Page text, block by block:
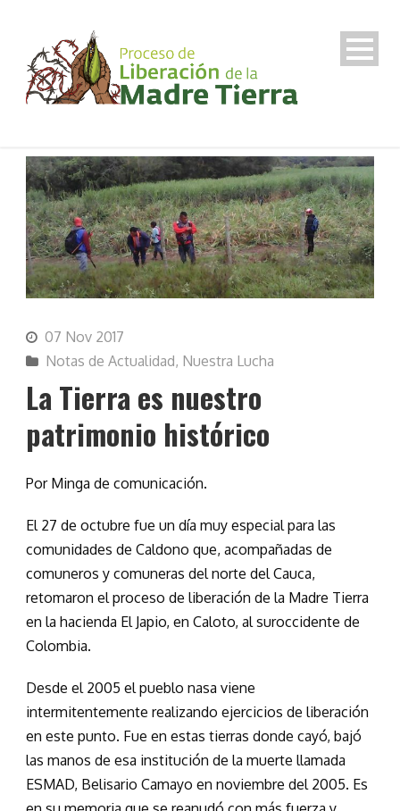
07 Nov 2017
Notas de Actualidad, Nuestra Lucha
La Tierra es nuestro
patrimonio histórico
Por Minga de comunicación.
El 27 de octubre fue un día muy especial para las
comunidades de Caldono que, acompañadas de
comuneros y comuneras del norte del Cauca,
retomaron el proceso de liberación de la Madre Tierra
en la hacienda El Japio, en Caloto, al suroccidente de
Colombia.
Desde el 2005 el pueblo nasa viene
intermitentemente realizando ejercicios de liberación
en este punto. Fue en estas tierras donde cayó, bajó
las manos de esa institución de la muerte llamada
ESMAD, Belisario Camayo en noviembre del 2005. Es